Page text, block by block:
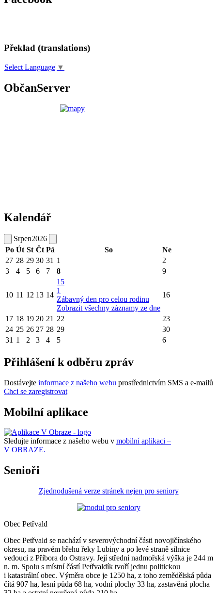
Překlad (translations)
Select Language ▼
ObčanServer
Kalendář
Srpen2026
Po Út St Čt Pá So
Ne
27 28 29 30 31 1
2
3
4 5 6 7 8 9
10 11 12 13 14
15
1
Zábavný den pro celou rodinu
Zobrazit všechny záznamy ze dne
16
17 18 19 20 21 22
23
24 25 26 27 28 29
30
31 1 2 3 4 5 6
Přihlášení k odběru zpráv
Dostávejte informace z našeho webu prostřednictvím SMS a e-mailů
Chci se zaregistrovat
Mobilní aplikace
Sledujte informace z našeho webu v mobilní aplikaci –
V OBRAZE.
Senioři
Zjednodušená verze stránek nejen pro seniory
Obec Petřvald
Obec Petřvald se nachází v severovýchodní části novojičínského
okresu, na pravém břehu řeky Lubiny a po levé straně silnice
vedoucí z Příbora do Ostravy. Její střední nadmořská výška je 244 m
n. m. Spolu s místní částí Petřvaldík tvoří jednu politickou
i katastrální obec. Výměra obce je 1250 ha, z toho zemědělská půda
čítá 907 ha, lesní půda 68 ha, vodní plochy 33 ha, zastavěná plocha